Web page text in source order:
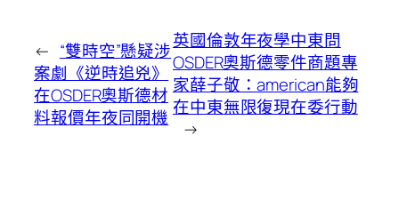
← “雙時空”懸疑涉
案劇《逆時追兇》
在OSDER奧斯德材
料報價年夜同開機
英國倫敦年夜學中東問
OSDER奧斯德零件商題專
家薛子敬：american能夠
在中東無限復現在委行動
→